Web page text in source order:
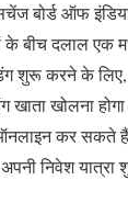
बोर्ड ऑफ
बीच दलाल एक
शुरू करने के
खाता खोलना
कर सकते
निवेश